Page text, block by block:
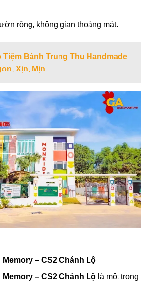
rộng, không gian thoáng mát.
Tiệm Bánh Trung Thu Handmade
Xịn, Mịn
– CS2 Chánh Lộ
– CS2 Chánh Lộ là một trong